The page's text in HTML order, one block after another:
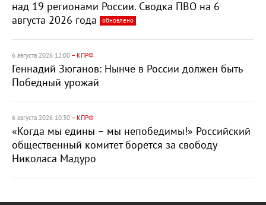
над 19 регионами России. Сводка ПВО на 6
августа 2026 года
обновлено
6 августа 2026 12:00 – КПРФ
Геннадий Зюганов: Нынче в России должен быть
Победный урожай
6 августа 2026 10:30 – КПРФ
«Когда мы едины – мы непобедимы!» Российский
общественный комитет борется за свободу
Николаса Мадуро